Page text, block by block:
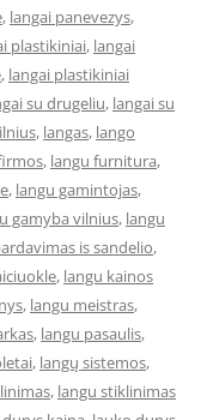
, langai panevezys,
plastikiniai, langai
, langai plastikiniai
su drugeliu, langai su
, langas, lango
, langu furnitura,
, langu gamintojas,
gamyba vilnius, langu
is sandelio,
, langu kainos
, langu meistras,
, langu pasaulis,
, langų sistemos,
, langu stiklinimas